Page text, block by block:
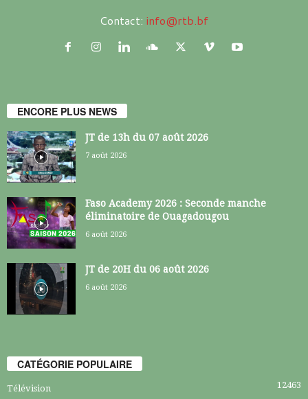
Contact: info@rtb.bf
ENCORE PLUS NEWS
JT de 13h du 07 août 2026
7 août 2026
Faso Academy 2026 : Seconde manche
éliminatoire de Ouagadougou
6 août 2026
JT de 20H du 06 août 2026
6 août 2026
CATÉGORIE POPULAIRE
Télévision 12463